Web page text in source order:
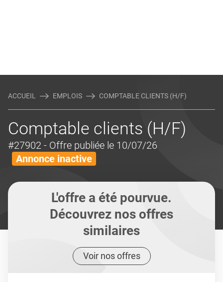
ACCUEIL EMPLOIS COMPTABLE CLIENTS (H/F)
Comptable clients (H/F)
#27902 - Offre publiée le 10/07/26
Annonce inactive
L'offre a été pourvue.
Découvrez nos offres
similaires
Voir nos offres